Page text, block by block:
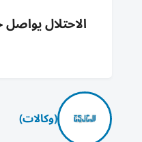
الاحتلال
(وكالات)